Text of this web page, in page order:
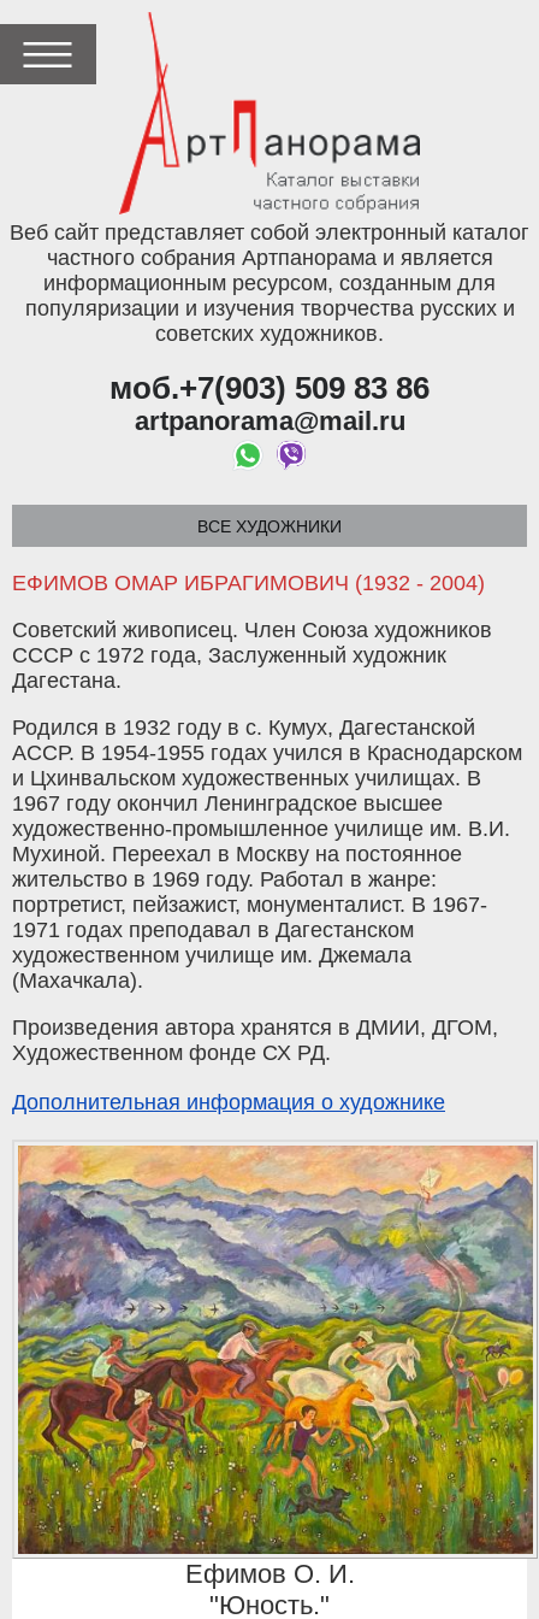
Веб сайт представляет собой электронный каталог
частного собрания Артпанорама и является
информационным ресурсом, созданным для
популяризации и изучения творчества русских и
советских художников.
моб.+7(903) 509 83 86
artpanorama@mail.ru
ВСЕ ХУДОЖНИКИ
ЕФИМОВ ОМАР ИБРАГИМОВИЧ (1932 - 2004)
Советский живописец. Член Союза художников
СССР с 1972 года, Заслуженный художник
Дагестана.
Родился в 1932 году в с. Кумух, Дагестанской
АССР. В 1954-1955 годах учился в Краснодарском
и Цхинвальском художественных училищах. В
1967 году окончил Ленинградское высшее
художественно-промышленное училище им. В.И.
Мухиной. Переехал в Москву на постоянное
жительство в 1969 году. Работал в жанре:
портретист, пейзажист, монументалист. В 1967-
1971 годах преподавал в Дагестанском
художественном училище им. Джемала
(Махачкала).
Произведения автора хранятся в ДМИИ, ДГОМ,
Художественном фонде СХ РД.
Дополнительная информация о художнике
Ефимов О. И.
"Юность."